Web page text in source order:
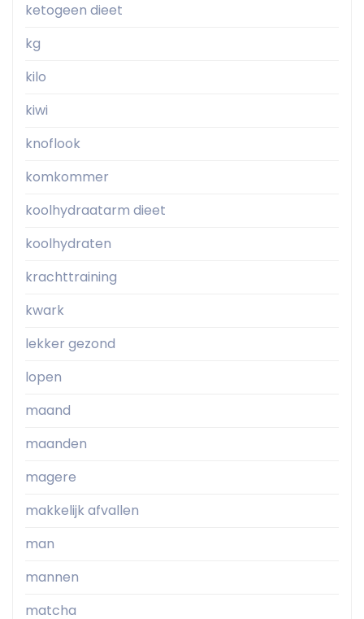
ketogeen dieet
kg
kilo
kiwi
knoflook
komkommer
koolhydraatarm dieet
koolhydraten
krachttraining
kwark
lekker gezond
lopen
maand
maanden
magere
makkelijk afvallen
man
mannen
matcha